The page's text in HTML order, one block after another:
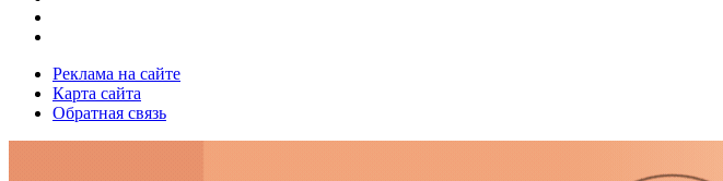
Реклама на сайте
Карта сайта
Обратная связь